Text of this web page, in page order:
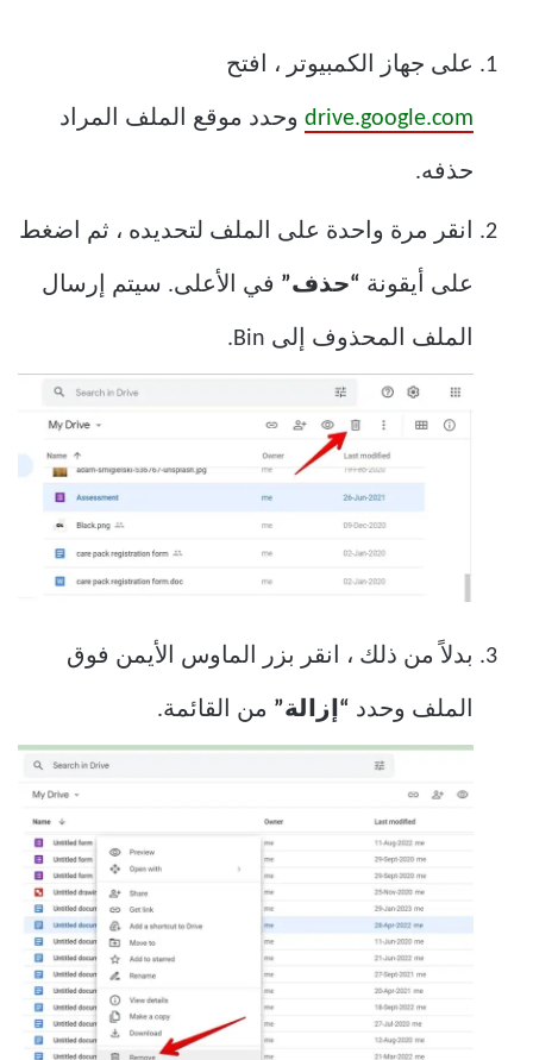
على جهاز الكمبيوتر ، افتح
drive.google.com وحدد موقع الملف المراد
حذفه.
انقر مرة واحدة على الملف لتحديده ، ثم اضغط
على أيقونة “حذف” في الأعلى. سيتم إرسال
الملف المحذوف إلى Bin.
بدلاً من ذلك ، انقر بزر الماوس الأيمن فوق
الملف وحدد “إزالة” من القائمة.